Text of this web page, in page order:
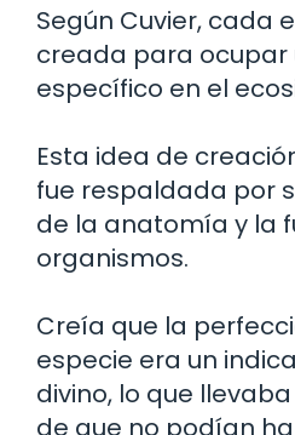
Según Cuvier, cada
creada para ocupar
específico en el
Esta idea de
fue respaldada por
de la anatomía y la
organismos.
Creía que la
especie era un
divino, lo que
de que no podían